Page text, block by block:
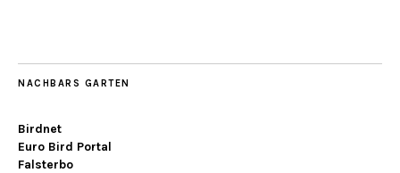
NACHBARS GARTEN
Birdnet
Euro Bird Portal
Falsterbo